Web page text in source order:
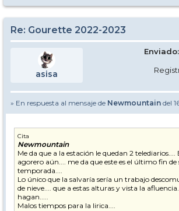
Re: Gourette 2022-2023
asisa
» En respuesta al mensaje de Newmountain del
Cita
Newmountain
Me da que a la estación le quedan 2 telediarios....
agorero aún.... me da que este es el último fin de
temporada....
Lo único que la salvaría sería un trabajo
de nieve.... que a estas alturas y vista la
hagan.....
Malos tiempos para la lirica....